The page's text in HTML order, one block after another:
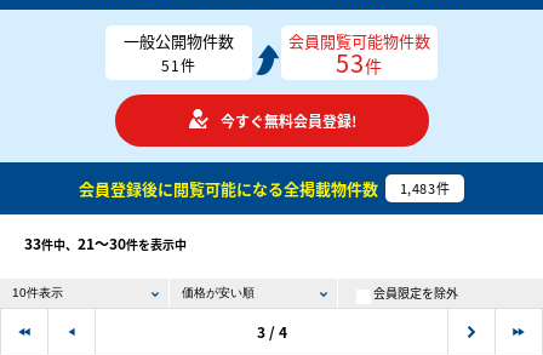
一般公開物件数
51件
会員閲覧可能物件数
53件
今すぐ無料会員登録!
会員登録後に閲覧可能になる全掲載物件数 1,483件
33件中、 21〜30件を表示中
会員限定を除外
3 / 4